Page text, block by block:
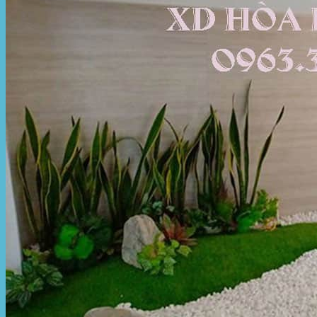
Sản Phẩm Bạt Che Ngoài Trời
Bạt che tự cuốn
Bạt nhựa xanh cam
Bạt sọc 3 màu
Bạt nhựa giá rẻ
Bạt lót ao hồ
Bạt nhựa đen HDPE
Màng chống thấm HDPE
Sản Phẩm Dù Che Ngoài Trời
Dù che nắng
Dù che quán cafe
Dù che sự kiện
Dù lệch tâm
Sản Phẩm Mái Che Di Động
Mái hiên di động
Mái xếp di động
Nhà bạt di động